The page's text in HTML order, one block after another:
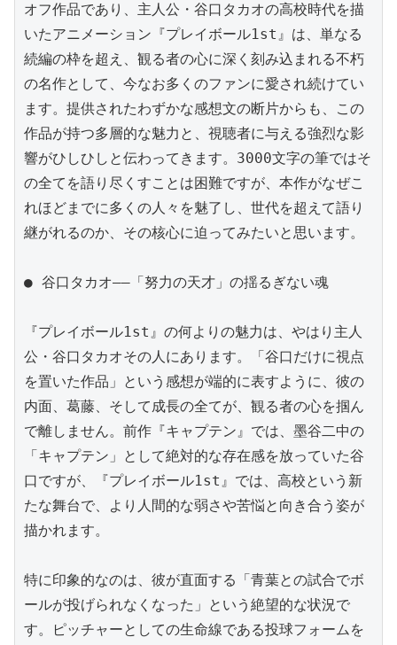
オフ作品であり、主人公・谷口タカオの高校時代を描
いたアニメーション『プレイボール1st』は、単なる
続編の枠を超え、観る者の心に深く刻み込まれる不朽
の名作として、今なお多くのファンに愛され続けてい
ます。提供されたわずかな感想文の断片からも、この
作品が持つ多層的な魅力と、視聴者に与える強烈な影
響がひしひしと伝わってきます。3000文字の筆ではそ
の全てを語り尽くすことは困難ですが、本作がなぜこ
れほどまでに多くの人々を魅了し、世代を超えて語り
継がれるのか、その核心に迫ってみたいと思います。
● 谷口タカオ――「努力の天才」の揺るぎない魂
『プレイボール1st』の何よりの魅力は、やはり主人
公・谷口タカオその人にあります。「谷口だけに視点
を置いた作品」という感想が端的に表すように、彼の
内面、葛藤、そして成長の全てが、観る者の心を掴ん
で離しません。前作『キャプテン』では、墨谷二中の
「キャプテン」として絶対的な存在感を放っていた谷
口ですが、『プレイボール1st』では、高校という新
たな舞台で、より人間的な弱さや苦悩と向き合う姿が
描かれます。
特に印象的なのは、彼が直面する「青葉との試合でボ
ールが投げられなくなった」という絶望的な状況で
す。ピッチャーとしての生命線である投球フォームを